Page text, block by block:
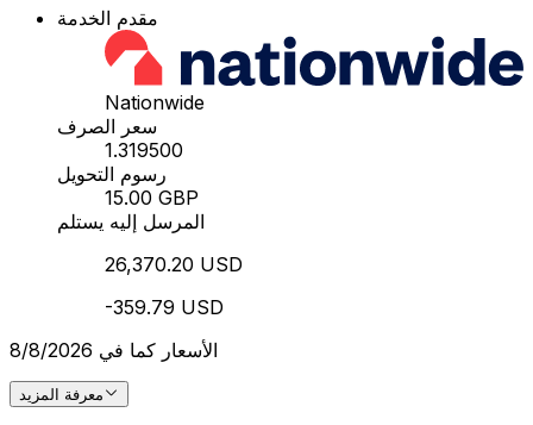
مقدم الخدمة
Nationwide
سعر الصرف
1.319500
رسوم التحويل
15.00 GBP
المرسل إليه يستلم
26,370.20 USD
-359.79 USD
الأسعار كما في 8/8/2026
معرفة المزيد